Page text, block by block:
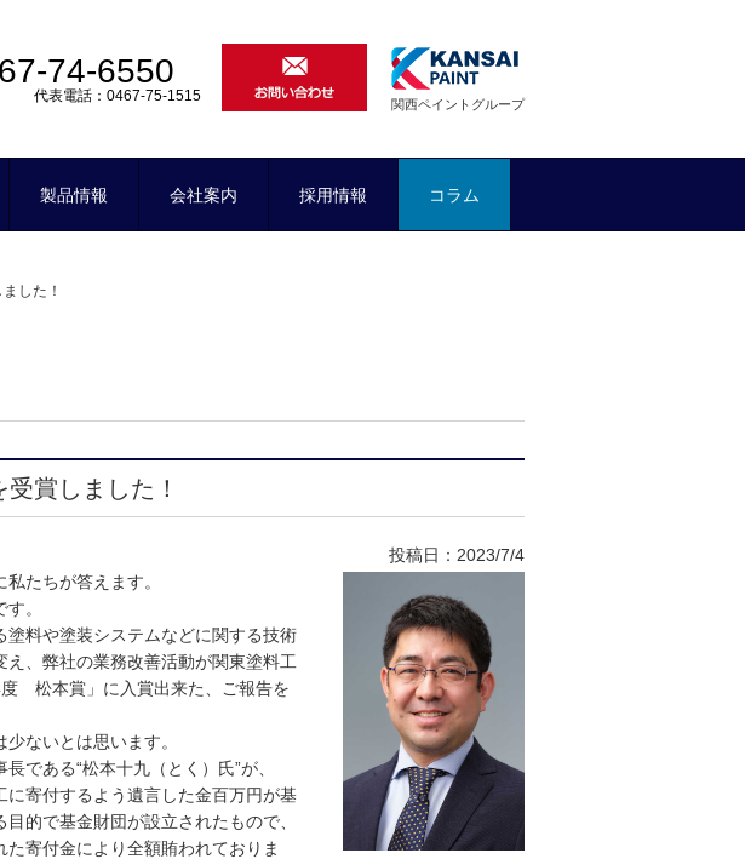
74-6550
代表電話：0467-75-1515 関西ペイントグループ
製品情報 会社案内 採用情報 コラム
した！
賞しました！
投稿日：2023/7/4
たちが答えます。
。
料や塗装システムなどに関する技術
、弊社の業務改善活動が関東塗料工
松本賞」に入賞出来た、ご報告を
ないとは思います。
である“松本十九（とく）氏”が、
寄付するよう遺言した金百万円が基
的で基金財団が設立されたもので、
寄付金により全額賄われておりま